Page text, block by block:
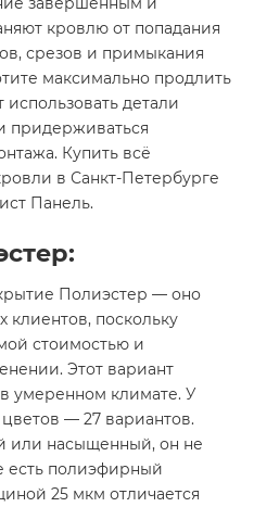
кровлю от попадания
срезов и примыкания
максимально продлить
детали
придерживаться
Купить всё
в Санкт-Петербурге
Панель.
Полиэстер — оно
клиентов, поскольку
стоимостью и
Этот вариант
умеренном климате. У
— 27 вариантов.
или насыщенный, он не
есть полиэфирный
25 мкм отличается